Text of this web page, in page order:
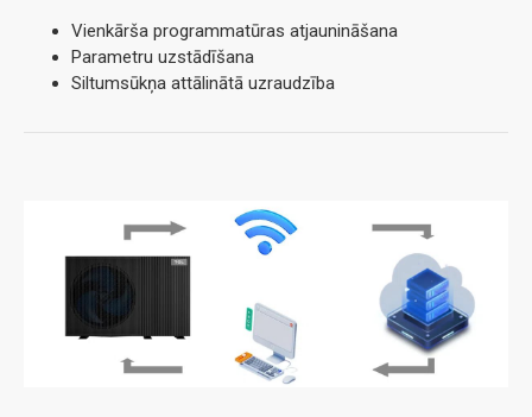
Vienkārša programmatūras atjaunināšana
Parametru uzstādīšana
Siltumsūkņa attālinātā uzraudzība